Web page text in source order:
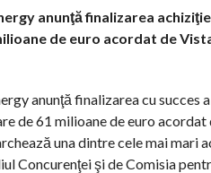
anunţă finalizarea
de euro acordat de
anunţă finalizarea cu
de 61 milioane de euro
una dintre cele mai mari
Concurenţei şi de Comisia